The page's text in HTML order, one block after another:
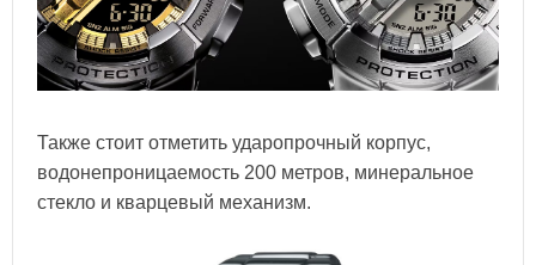
Также стоит отметить ударопрочный корпус,
водонепроницаемость 200 метров, минеральное
стекло и кварцевый механизм.